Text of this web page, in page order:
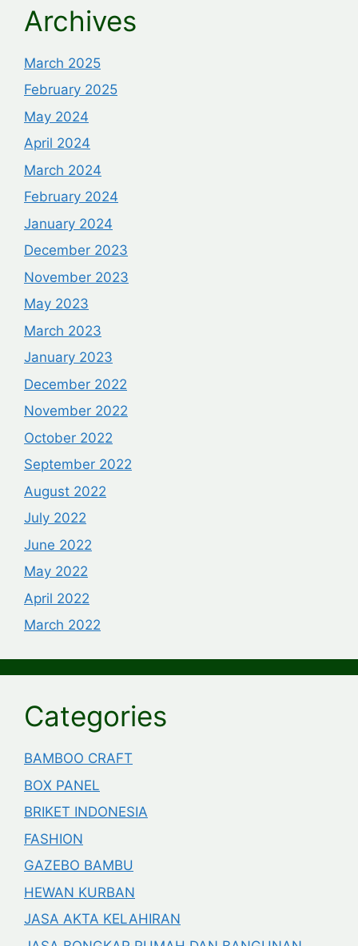
Archives
March 2025
February 2025
May 2024
April 2024
March 2024
February 2024
January 2024
December 2023
November 2023
May 2023
March 2023
January 2023
December 2022
November 2022
October 2022
September 2022
August 2022
July 2022
June 2022
May 2022
April 2022
March 2022
Categories
BAMBOO CRAFT
BOX PANEL
BRIKET INDONESIA
FASHION
GAZEBO BAMBU
HEWAN KURBAN
JASA AKTA KELAHIRAN